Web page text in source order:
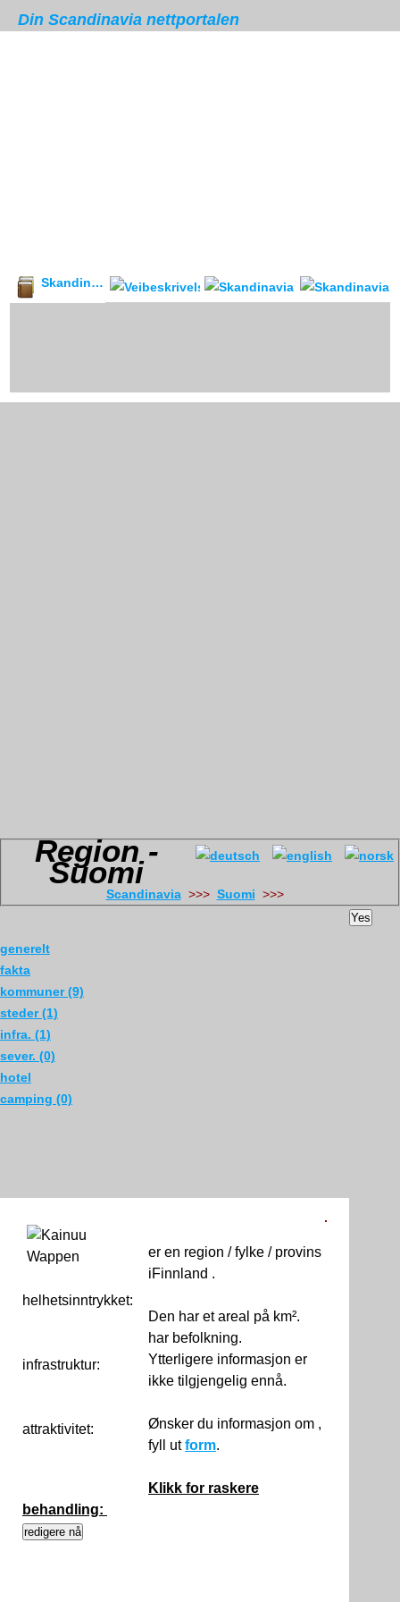
Din Scandinavia nettportalen
Skandinavia leksikon Veibeskrivelse forum &
Region -
Suomi
Scandinavia>>> Suomi
generelt
fakta
kommuner (9)
steder (1)
infra. (1)
sever. (0)
hotel
camping (0)
helhetsinntrykket:
infrastruktur:
attraktivitet:
er en region / fylke / provins
iFinnland .
Den har et areal på km².
har befolkning.
Ytterligere informasjon er
ikke tilgjengelig ennå.
Ønsker du informasjon om ,
fyll utform.
Klikk for raskere
behandling:
Yes